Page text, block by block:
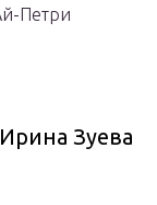
Петри
Зуева